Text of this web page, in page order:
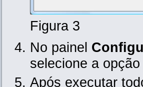
Figura 3
No painel
selecione a opção
Após executar